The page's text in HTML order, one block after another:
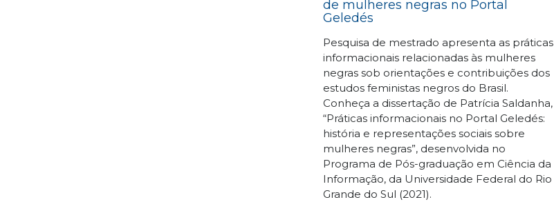
de mulheres negras no Portal
Geledés
Pesquisa de mestrado apresenta as práticas
informacionais relacionadas às mulheres
negras sob orientações e contribuições dos
estudos feministas negros do Brasil.
Conheça a dissertação de Patrícia Saldanha,
“Práticas informacionais no Portal Geledés:
história e representações sociais sobre
mulheres negras”, desenvolvida no
Programa de Pós-graduação em Ciência da
Informação, da Universidade Federal do Rio
Grande do Sul (2021).